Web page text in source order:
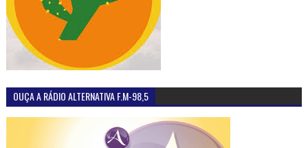
OUÇA A RÁDIO ALTERNATIVA F.M-98,5